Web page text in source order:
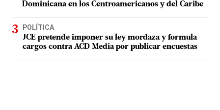
Dominicana en los Centroamericanos y del Caribe
POLÍTICA
JCE pretende imponer su ley mordaza y formula
cargos contra ACD Media por publicar encuestas